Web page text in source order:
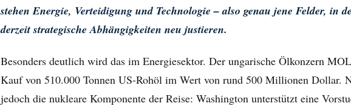
stehen Energie, Verteidigung und Technologie – also genau jene Felder, in
derzeit strategische Abhängigkeiten neu justieren.
Besonders deutlich wird das im Energiesektor. Der ungarische Ölkonzern
Kauf von 510.000 Tonnen US-Rohöl im Wert von rund 500 Millionen Dollar.
jedoch die nukleare Komponente der Reise: Washington unterstützt eine